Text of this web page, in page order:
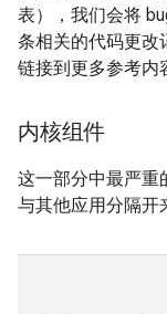
表），我们会将
条相关的代码更改
链接到更多参考内
内核组件
这一部分中最严重
与其他应用分隔开